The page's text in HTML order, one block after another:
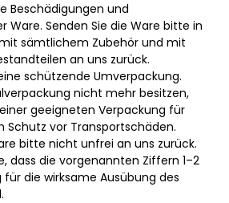
Beschädigungen und
Ware. Senden Sie die Ware bitte in
sämtlichem Zubehör und mit
an uns zurück.
schützende Umverpackung.
nicht mehr besitzen,
geeigneten Verpackung für
Schutz vor Transportschäden.
bitte nicht unfrei an uns zurück.
dass die vorgenannten Ziffern 1–2
die wirksame Ausübung des